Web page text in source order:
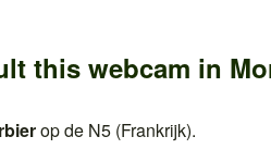
this webcam in
op de N5 (Frankrijk).